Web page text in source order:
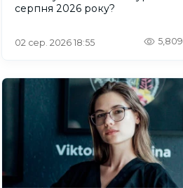
серпня 2026 року?
02 сер. 2026 18:55 5,809